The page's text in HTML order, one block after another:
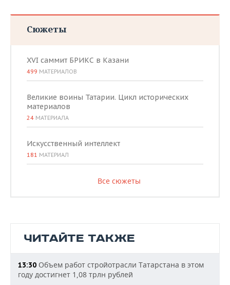
Сюжеты
XVI саммит БРИКС в Казани
499 МАТЕРИАЛОВ
Великие воины Татарии. Цикл исторических
материалов
24 МАТЕРИАЛА
Искусственный интеллект
181 МАТЕРИАЛ
Все сюжеты
ЧИТАЙТЕ ТАКЖЕ
13:30 Объем работ стройотрасли Татарстана в этом
году достигнет 1,08 трлн рублей